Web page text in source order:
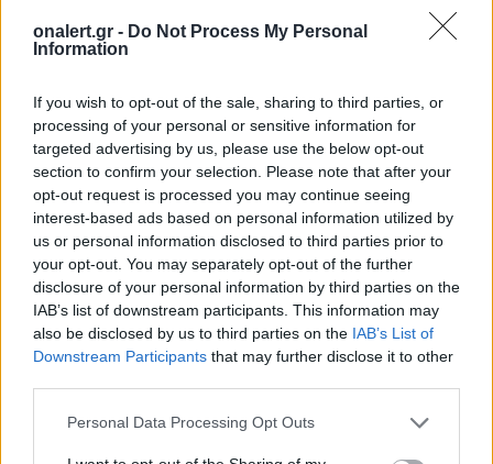
onalert.gr - Do Not Process My Personal
Information
If you wish to opt-out of the sale, sharing to third parties, or
processing of your personal or sensitive information for
targeted advertising by us, please use the below opt-out
section to confirm your selection. Please note that after your
opt-out request is processed you may continue seeing
interest-based ads based on personal information utilized by
us or personal information disclosed to third parties prior to
your opt-out. You may separately opt-out of the further
disclosure of your personal information by third parties on the
IAB’s list of downstream participants. This information may
also be disclosed by us to third parties on the IAB’s List of
Downstream Participants that may further disclose it to other
Personal Data Processing Opt Outs
Διάβασε επίσης
Stryker για το Στρατό
Ξηράς μέσω EDA: Θετικές
οι ΗΠΑ – Αναμονή για
αριθμό, εκδόσεις και
κατάσταση οχημάτων
ΗΠΑ: Τα νέα
κλάσης
θα είναι από
πλοία που
ποτέ